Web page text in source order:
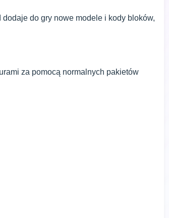
dodaje do gry nowe modele i kody bloków,
za pomocą normalnych pakietów